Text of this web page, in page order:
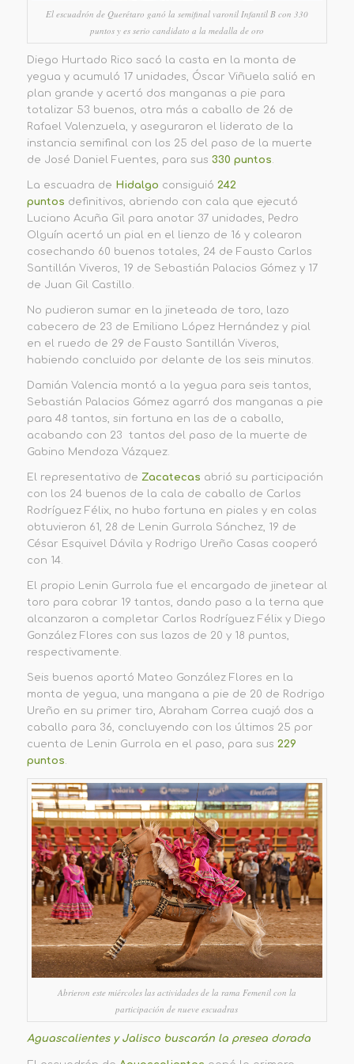
El escuadrón de Querétaro ganó la semifinal varonil Infantil B con 330
puntos y es serio candidato a la medalla de oro
Diego Hurtado Rico sacó la casta en la monta de
yegua y acumuló 17 unidades, Óscar Viñuela salió en
plan grande y acertó dos manganas a pie para
totalizar 53 buenos, otra más a caballo de 26 de
Rafael Valenzuela, y aseguraron el liderato de la
instancia semifinal con los 25 del paso de la muerte
de José Daniel Fuentes, para sus 330 puntos
La escuadra de Hidalgo consiguió 242
puntos definitivos, abriendo con cala que ejecutó
Luciano Acuña Gil para anotar 37 unidades, Pedro
Olguín acertó un pial en el lienzo de 16 y colearon
cosechando 60 buenos totales, 24 de Fausto Carlos
Santillán Viveros, 19 de Sebastián Palacios Gómez y 17
de Juan Gil Castillo.
No pudieron sumar en la jineteada de toro, lazo
cabecero de 23 de Emiliano López Hernández y pial
en el ruedo de 29 de Fausto Santillán Viveros,
habiendo concluido por delante de los seis minutos.
Damián Valencia montó a la yegua para seis tantos,
Sebastián Palacios Gómez agarró dos manganas a pie
para 48 tantos, sin fortuna en las de a caballo,
acabando con 23 tantos del paso de la muerte de
Gabino Mendoza Vázquez.
El representativo de Zacatecas abrió su participación
con los 24 buenos de la cala de caballo de Carlos
Rodríguez Félix, no hubo fortuna en piales y en colas
obtuvieron 61, 28 de Lenin Gurrola Sánchez, 19 de
César Esquivel Dávila y Rodrigo Ureño Casas cooperó
con 14.
El propio Lenin Gurrola fue el encargado de jinetear al
toro para cobrar 19 tantos, dando paso a la terna que
alcanzaron a completar Carlos Rodríguez Félix y Diego
González Flores con sus lazos de 20 y 18 puntos,
respectivamente.
Seis buenos aportó Mateo González Flores en la
monta de yegua, una mangana a pie de 20 de Rodrigo
Ureño en su primer tiro, Abraham Correa cuajó dos a
caballo para 36, concluyendo con los últimos 25 por
cuenta de Lenin Gurrola en el paso, para sus 229
puntos.
Abrieron este miércoles las actividades de la rama Femenil con la
participación de nueve escuadras
Aguascalientes y Jalisco buscarán la presea dorada